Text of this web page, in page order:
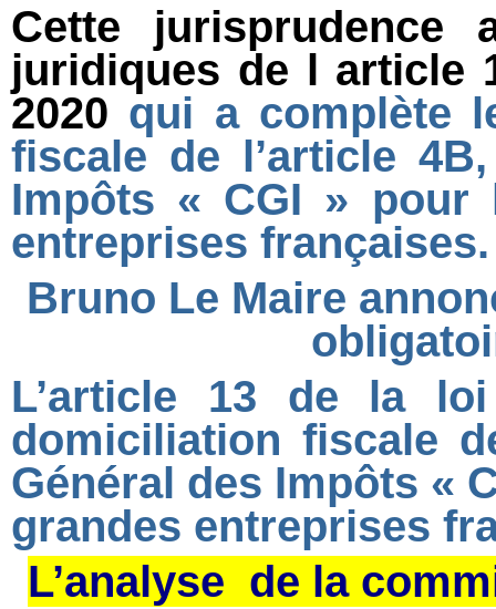
Cette jurisprudence
juridiques de l article
2020 qui a complète
fiscale de l’article
Impôts « CGI » pour
entreprises
Bruno Le Maire
L’article 13 de la
domiciliation fiscale
Général des Impôts «
grandes entreprises
L’analyse de la